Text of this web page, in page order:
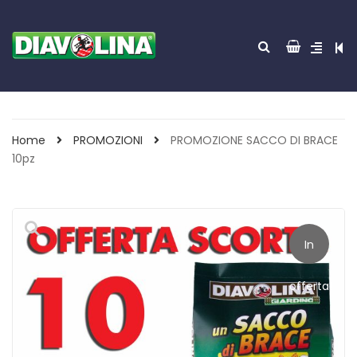
Home PROMOZIONI
PROMOZIONE SACCO DI BRACE
10pz
In
offerta!
ACCENDITUTTO 30
GREEN POWER 85